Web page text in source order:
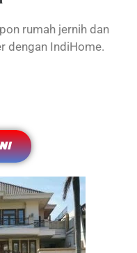
rumah jernih dan
dengan IndiHome.